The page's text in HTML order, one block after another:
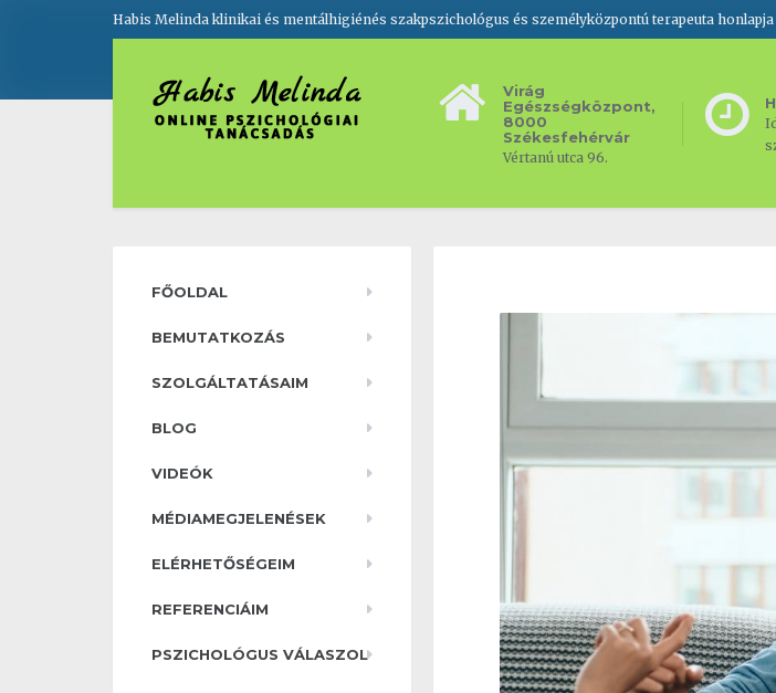
Habis Melinda klinikai és mentálhigiénés szakpszichológus és személyközpontú terapeuta honlapja
Virág
Egészségközpont,
8000
Székesfehérvár
Vértanú utca 96.
FŐOLDAL
BEMUTATKOZÁS
SZOLGÁLTATÁSAIM
BLOG
VIDEÓK
MÉDIAMEGJELENÉSEK
ELÉRHETŐSÉGEIM
REFERENCIÁIM
PSZICHOLÓGUS VÁLASZOL